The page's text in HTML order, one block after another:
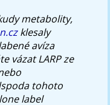
metabolity,
klesaly
avíza
vázat LARP ze
tohoto
label